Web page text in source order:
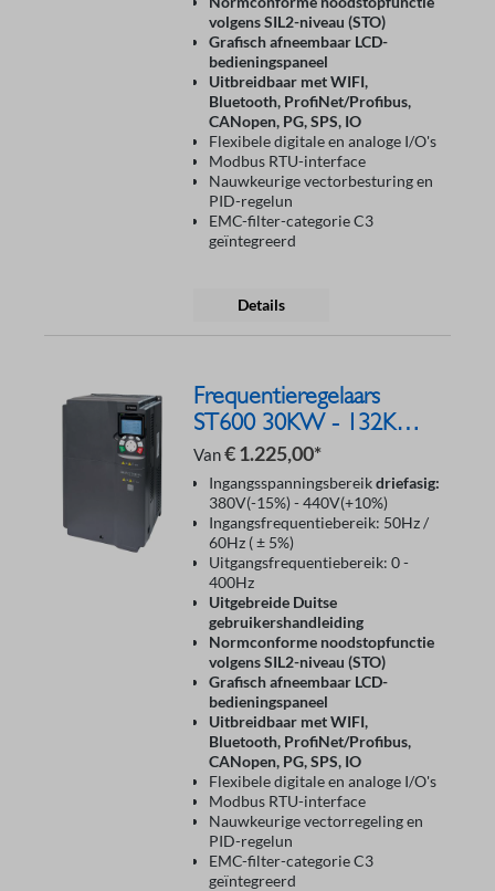
volgens SIL2-niveau (STO)
Grafisch afneembaar LCD-
bedieningspaneel
Uitbreidbaar met WIFI,
Bluetooth, ProfiNet/Profibus,
CANopen, PG, SPS, IO
Flexibele digitale en analoge I/O's
Modbus RTU-interface
Nauwkeurige vectorbesturing en
PID-regelun
EMC-filter-categorie C3
geïntegreerd
Details
Frequentieregelaars
ST600 30KW - 132KW
400V
Van€ 1.225,00*
Ingangsspanningsbereikdriefasig:
380V(-15%) - 440V(+10%)
Ingangsfrequentiebereik: 50Hz /
60Hz ( ± 5%)
Uitgangsfrequentiebereik: 0 -
400Hz
Uitgebreide Duitse
gebruikershandleiding
Normconforme noodstopfunctie
volgens SIL2-niveau (STO)
Grafisch afneembaar LCD-
bedieningspaneel
Uitbreidbaar met WIFI,
Bluetooth, ProfiNet/Profibus,
CANopen, PG, SPS, IO
Flexibele digitale en analoge I/O's
Modbus RTU-interface
Nauwkeurige vectorregeling en
PID-regelun
EMC-filter-categorie C3
geïntegreerd